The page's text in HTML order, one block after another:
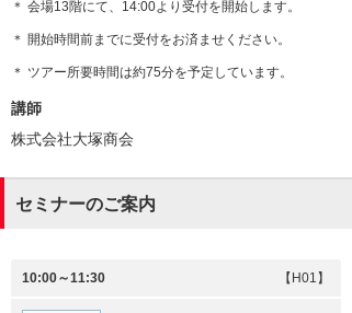
＊ 会場13階にて、14:00より受付を開始します。
＊ 開始時間前までに受付をお済ませください。
＊ ツアー所要時間は約75分を予定しています。
講師
株式会社大塚商会
セミナーのご案内
10:00～11:30 【H01】